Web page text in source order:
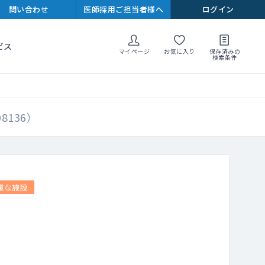
問い合わせ 医師採用ご担当者様へ ログイン
ス マイページ お気に入り 保存済みの
検索条件
）
な施設